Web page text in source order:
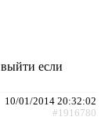
если
10/01/2014 20:32:02
#1916780